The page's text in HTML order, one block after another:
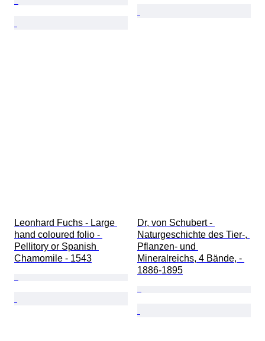
Leonhard Fuchs - Large
hand coloured folio -
Pellitory or Spanish
Chamomile - 1543
Dr, von Schubert -
Naturgeschichte des Tier-,
Pflanzen- und
Mineralreichs, 4 Bände, -
1886-1895